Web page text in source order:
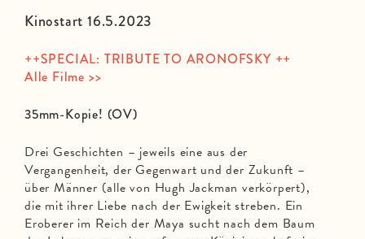
Kinostart 16.5.2023
++SPECIAL: TRIBUTE TO ARONOFSKY ++
Alle Filme >>
35mm-Kopie! (OV)
Drei Geschichten – jeweils eine aus der
Vergangenheit, der Gegenwart und der Zukunft –
über Männer (alle von Hugh Jackman verkörpert),
die mit ihrer Liebe nach der Ewigkeit streben. Ein
Eroberer im Reich der Maya sucht nach dem Baum